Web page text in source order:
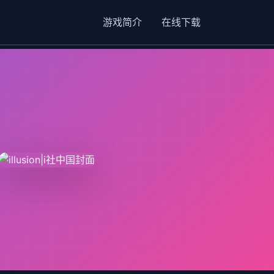
游戏简介 在线下载